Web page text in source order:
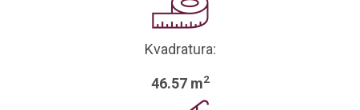
Kvadratura:
46.57 m2